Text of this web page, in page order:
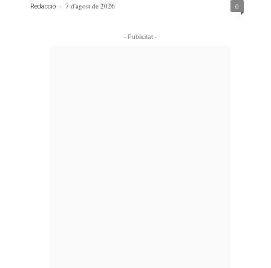
Redacció - 7 d'agost de 2026 0
- Publicitat -